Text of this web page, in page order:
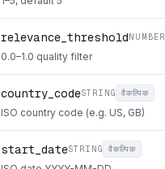
relevance_threshold NUMBER
0.0–1.0 quality filter
country_codeSTRING वैकल्पिक
ISO country code (e.g. US, GB)
start_dateSTRING वैकल्पिक